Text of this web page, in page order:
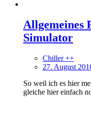
Allgemeines
Simulator
Chiller ++
27. August
So weil ich es hier
gleiche hier einfach